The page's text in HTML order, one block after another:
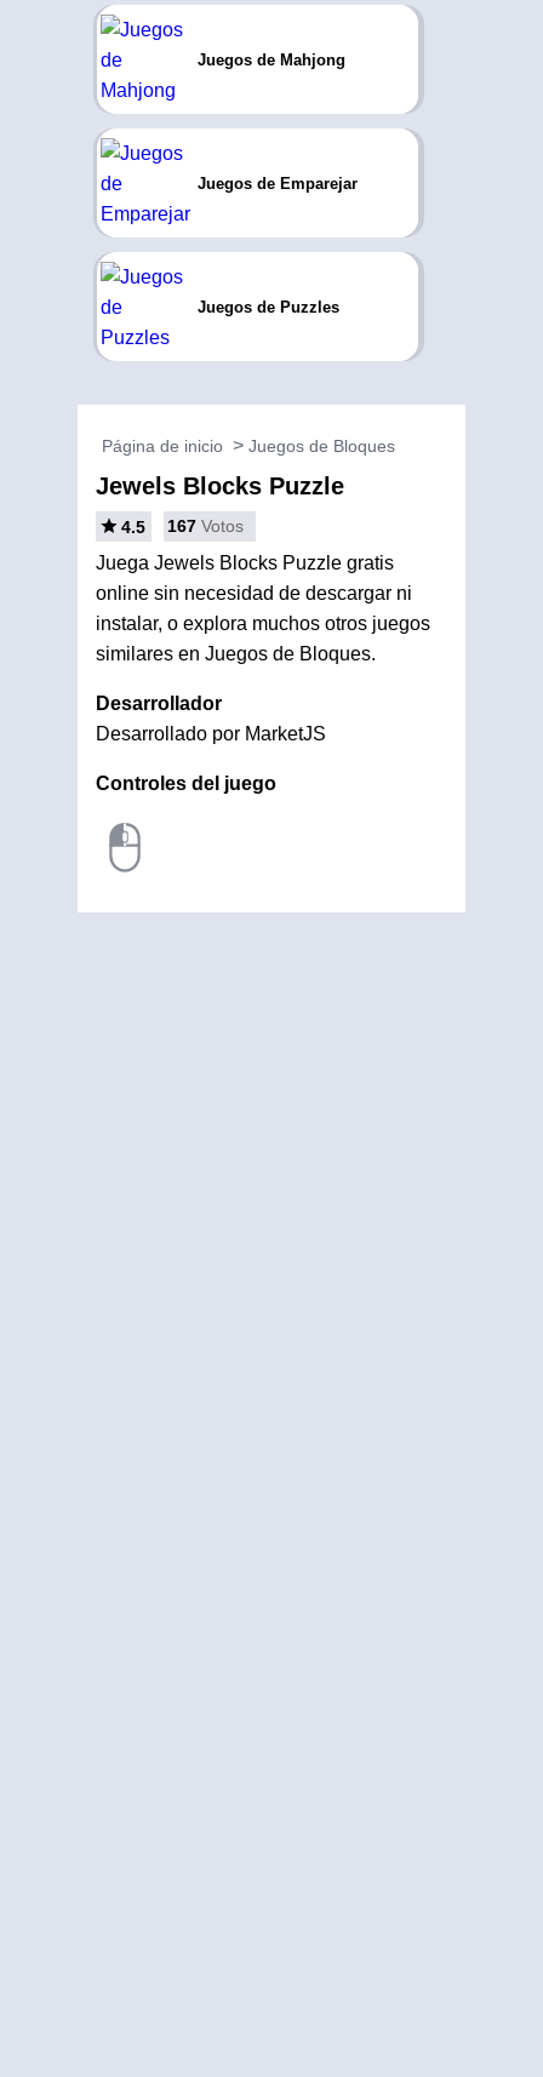
Juegos de Mahjong
Juegos de Emparejar
Juegos de Puzzles
Página de inicio Juegos de Bloques
Jewels Blocks Puzzle
4.5 167 Votos
Juega Jewels Blocks Puzzle gratis
online sin necesidad de descargar ni
instalar, o explora muchos otros juegos
similares en Juegos de Bloques.
Desarrollador
Desarrollado por MarketJS
Controles del juego